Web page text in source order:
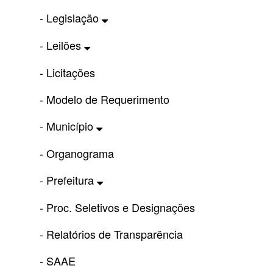
- Legislação
- Leilões
- Licitações
- Modelo de Requerimento
- Município
- Organograma
- Prefeitura
- Proc. Seletivos e Designações
- Relatórios de Transparência
- SAAE